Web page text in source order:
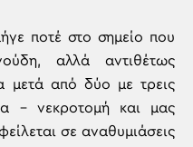
ποτέ στο σημείο που
αλλά αντιθέτως
μετά από δύο με τρεις
– νεκροτομή και μας
σε αναθυμιάσεις